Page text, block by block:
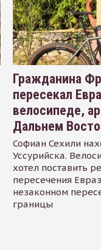
Гражданина
пересекал
велосипеде,
Дальнем
Софиан Сехили
Уссурийска.
хотел поставить
пересечения
незаконном
границы